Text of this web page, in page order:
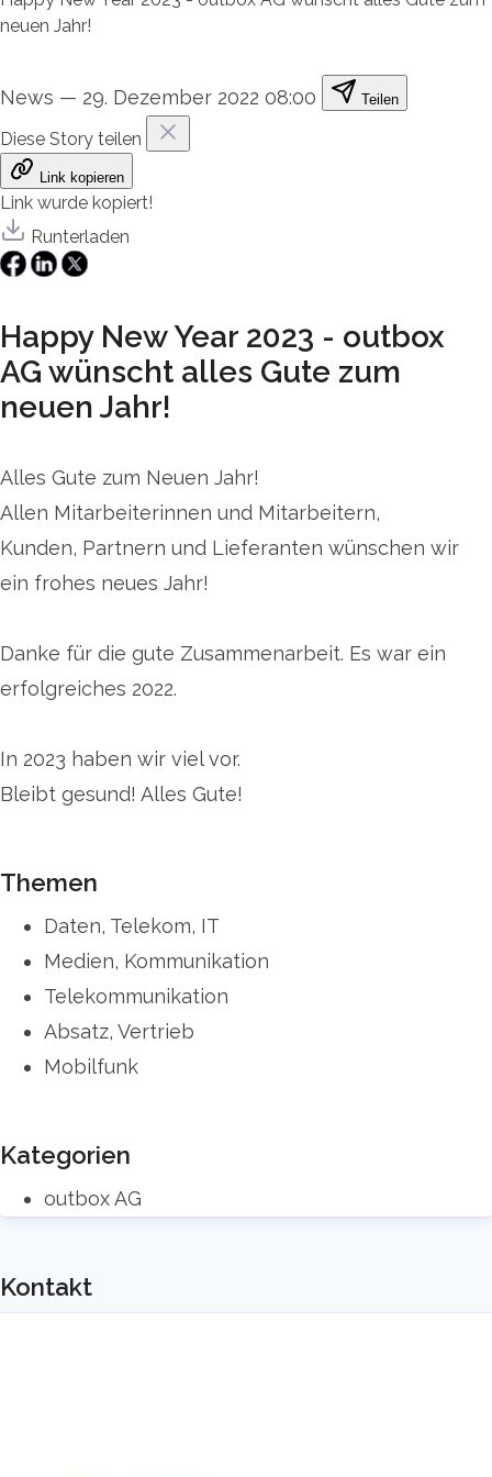
neuen Jahr!
News — 29. Dezember 2022 08:00 Teilen
Diese Story teilen
Link kopieren
Link wurde kopiert!
Runterladen
Happy New Year 2023 - outbox
AG wünscht alles Gute zum
neuen Jahr!
Alles Gute zum Neuen Jahr!
Allen Mitarbeiterinnen und Mitarbeitern,
Kunden, Partnern und Lieferanten wünschen wir
ein frohes neues Jahr!
Danke für die gute Zusammenarbeit. Es war ein
erfolgreiches 2022.
In 2023 haben wir viel vor.
Bleibt gesund! Alles Gute!
Themen
Daten, Telekom, IT
Medien, Kommunikation
Telekommunikation
Absatz, Vertrieb
Mobilfunk
Kategorien
outbox AG
Kontakt